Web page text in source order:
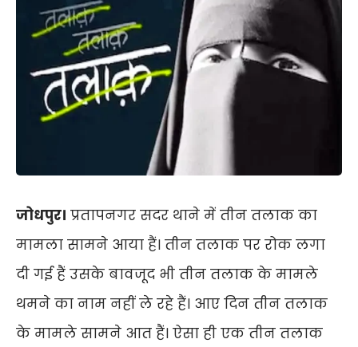
जोधपुर। प्रतापनगर सदर थाने में तीन तलाक का
मामला सामने आया हैं। तीन तलाक पर रोक लगा
दी गई हैं उसके बावजूद भी तीन तलाक के मामले
थमने का नाम नहीं ले रहे हैं। आए दिन तीन तलाक
के मामले सामने आत हैं। ऐसा ही एक तीन तलाक